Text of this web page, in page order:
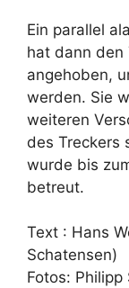
Ein parallel
hat dann den
angehoben,
werden. Sie
weiteren
des Treckers
wurde bis
betreut.
Text : Hans
Schatensen)
Fotos: Philipp